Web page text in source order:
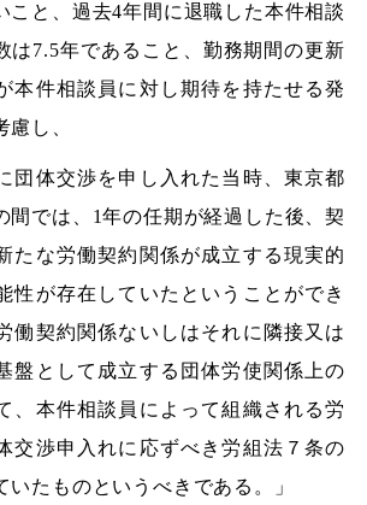
こと、過去4年間に退職した本件相談
は7.5年であること、勤務期間の更新
本件相談員に対し期待を持たせる発
し、
団体交渉を申し入れた当時、東京都
間では、1年の任期が経過した後、契
たな労働契約関係が成立する現実的
性が存在していたということができ
働契約関係ないしはそれに隣接又は
盤として成立する団体労使関係上の
、本件相談員によって組織される労
交渉申入れに応ずべき労組法７条の
いたものというべきである。」